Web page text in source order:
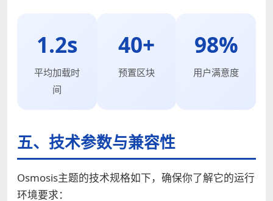
1.2s
平均加载时
间
40+
预置区块
98%
用户满意度
五、技术参数与兼容性
Osmosis主题的技术规格如下，确保你了解它的运行
环境要求：